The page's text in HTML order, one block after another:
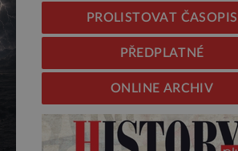
PROLISTOVAT ČASOPIS
PŘEDPLATNÉ
ONLINE ARCHIV